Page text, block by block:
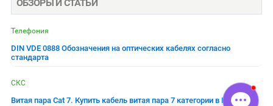
ОБЗОРЫ И СТАТЬИ
Телефония
DIN VDE 0888 Обозначения на оптических кабелях согласно
стандарта
СКС
Витая пара Cat 7. Купить кабель витая пара 7 категории в Киеве